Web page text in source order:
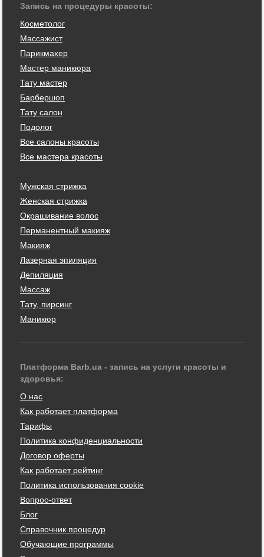
Запись на процедуры красоты:
Косметолог
Массажист
Парикмахер
Мастер маникюра
Тату мастер
Барбершоп
Тату салон
Подолог
Все салоны красоты
Все мастера красоты
Мужская стрижка
Женская стрижка
Окрашивание волос
Перманентный макияж
Макияж
Лазерная эпиляция
Депиляция
Массаж
Тату, пирсинг
Маникюр
Платформа Barb.ua - запись на услуги красоты и
здоровья:
О нас
Как работает платформа
Тарифы
Политика конфиденциальности
Договор оферты
Как работает рейтинг
Политика использования cookie
Вопрос-ответ
Блог
Справочник процедур
Обучающие программы